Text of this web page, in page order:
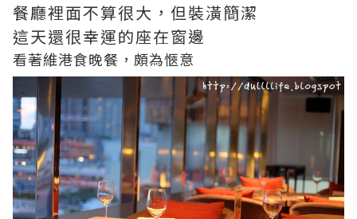
餐廳裡面不算很大，但裝潢簡潔
這天還很幸運的座在窗邊
看著維港食晚餐，頗為愜意